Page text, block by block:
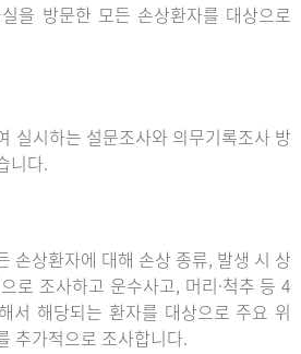
을 방문한 모든 손상환자를 대상으로
실시하는 설문조사와 의무기록조사 방
니다.
손상환자에 대해 손상 종류, 발생 시 상
로 조사하고 운수사고, 머리·척추 등 4
서 해당되는 환자를 대상으로 주요 위
추가적으로 조사합니다.